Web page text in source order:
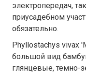
электропередач,
приусадебном
обязательно.
Phyllostachys vivax
большой вид
глянцевые, темно-